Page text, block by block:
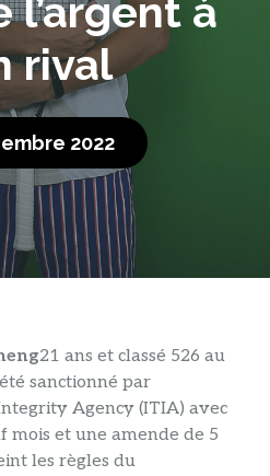
l’argent à
rival
2022
21 ans et classé 526 au
sanctionné par
Agency (ITIA) avec
mois et une amende de 5
les règles du